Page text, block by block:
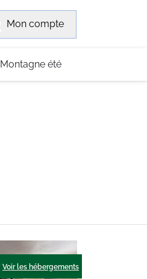
Mon compte
Montagne été
Voir les hébergements